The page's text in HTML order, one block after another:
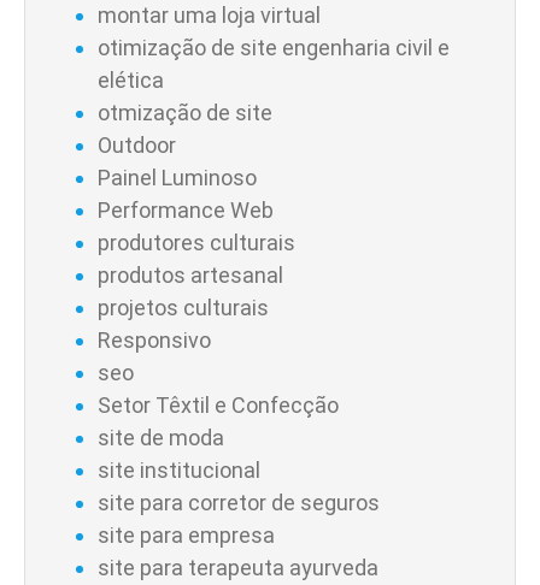
montar uma loja virtual
otimização de site engenharia civil e
elética
otmização de site
Outdoor
Painel Luminoso
Performance Web
produtores culturais
produtos artesanal
projetos culturais
Responsivo
seo
Setor Têxtil e Confecção
site de moda
site institucional
site para corretor de seguros
site para empresa
site para terapeuta ayurveda